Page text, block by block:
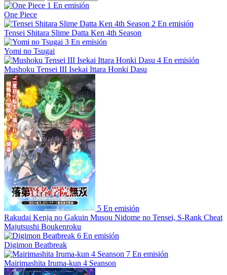
1 En emisión
One Piece
2 En emisión
Tensei Shitara Slime Datta Ken 4th Season
3 En emisión
Yomi no Tsugai
4 En emisión
Mushoku Tensei III Isekai Ittara Honki Dasu
5 En emisión
Rakudai Kenja no Gakuin Musou Nidome no Tensei, S-Rank Cheat
Majutsushi Boukenroku
6 En emisión
Digimon Beatbreak
7 En emisión
Mairimashita Iruma-kun 4 Seanson